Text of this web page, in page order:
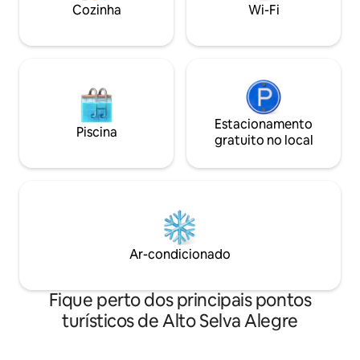
Cozinha Wi-Fi
Piscina
Estacionamento
gratuito no local
Ar-condicionado
Fique perto dos principais pontos
turísticos de Alto Selva Alegre